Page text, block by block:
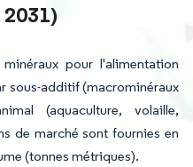
2031)
pour l'alimentation
sous-additif (macrominéraux
(aquaculture, volaille,
de marché sont fournies en
(tonnes métriques).